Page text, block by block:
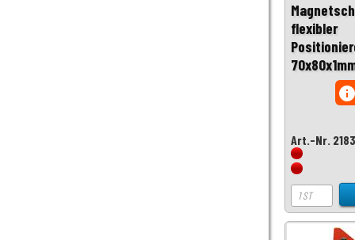
flexibler
Art.-Nr.